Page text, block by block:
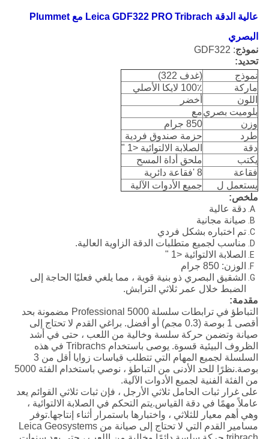
عالية الدقة Leica GDF322 PRO Tribrach مع Plummet
البصري
نموذج: GDF322
تحديد:
نموذج
(غدف 322)
ماركة
100٪ لايكا الأصلي
اللون
أخضر
بلوميت بصريمع
وزن
850 جرام
طرد
حزمة صندوق فردية
دقة
الصلابة الالتوائية <1 "
يكتب
ملحق أداة المسح
فقاعة
8 'فقاعة دائرية
يستعمل ل
جميع الأدوات الآلية
ملخص:
دقة عالية
صيانة مجانية
تم اختباره بشكل فردي
مناسب لجميع متطلبات الدقة الزاوية العالية.
الصلابة الالتوائية <1 "
الوزن: 850 جرام
الشقيق البصري ذو بنية قوية ، مما يلغي فعليًا الحاجة إلى
الضبط خلال عمر ثلاثي الترابش.
مقدمة:
التباطؤ في ترابطات سلسلة Professional 5000 مضمونة بحد
أقصى 1 بوصة (0.3 مجم) أو أفضل. براغي القدم لا تحتاج إلى
صيانة وتضمن حركة سلسة وخالية من اللعب ، حتى في أشد
الظروف البيئية قسوة. يوصى باستخدام Tribrachs في هذه
السلسلة لجميع المهام التي تتطلب قياسات زوايا أقل من 3
بوصة.نظرًا للحد الأدنى من التباطؤ ، نوصي باستخدام الفئة 5000
من الفئة الفنية لجميع الأدوات الآلية.
على غرار ثبات الحامل ثلاثي الأرجل ، فإن ثبات ثلاثي القوائم يعد
عاملاً مهمًا في دقة القياس.يتم التحكم في الصلابة الالتوائية ،
وهي أهم معيار للثلاثي ، واختبارها باستمرار أثناء إنتاجها.توفر
مسامير القدم التي لا تحتاج إلى صيانة من Leica Geosystems